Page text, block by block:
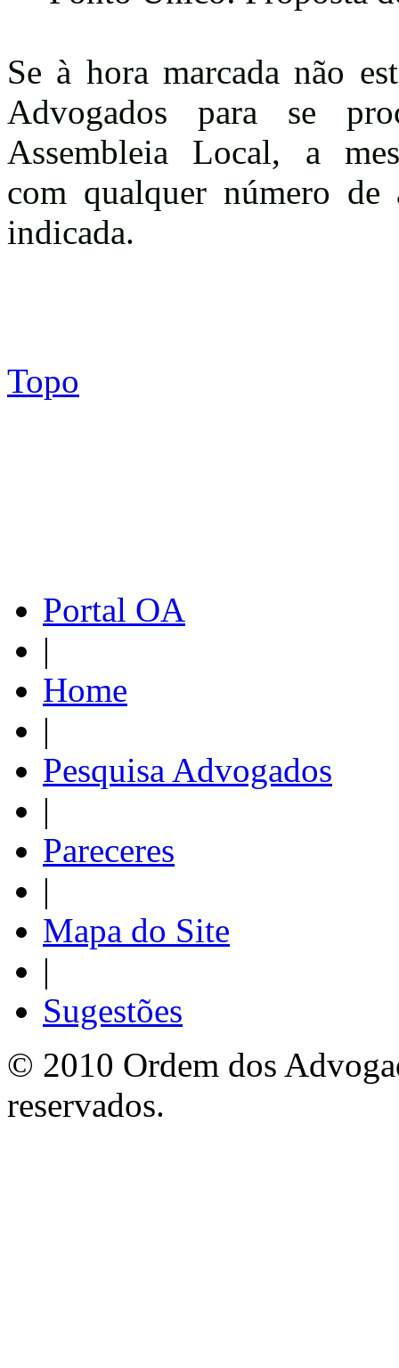
Se à hora marcada não
Advogados para se
Assembleia Local, a
com qualquer número de
indicada.
Topo
Portal OA
|
Home
|
Pesquisa Advogados
|
Pareceres
|
Mapa do Site
|
Sugestões
© 2010 Ordem dos
reservados.